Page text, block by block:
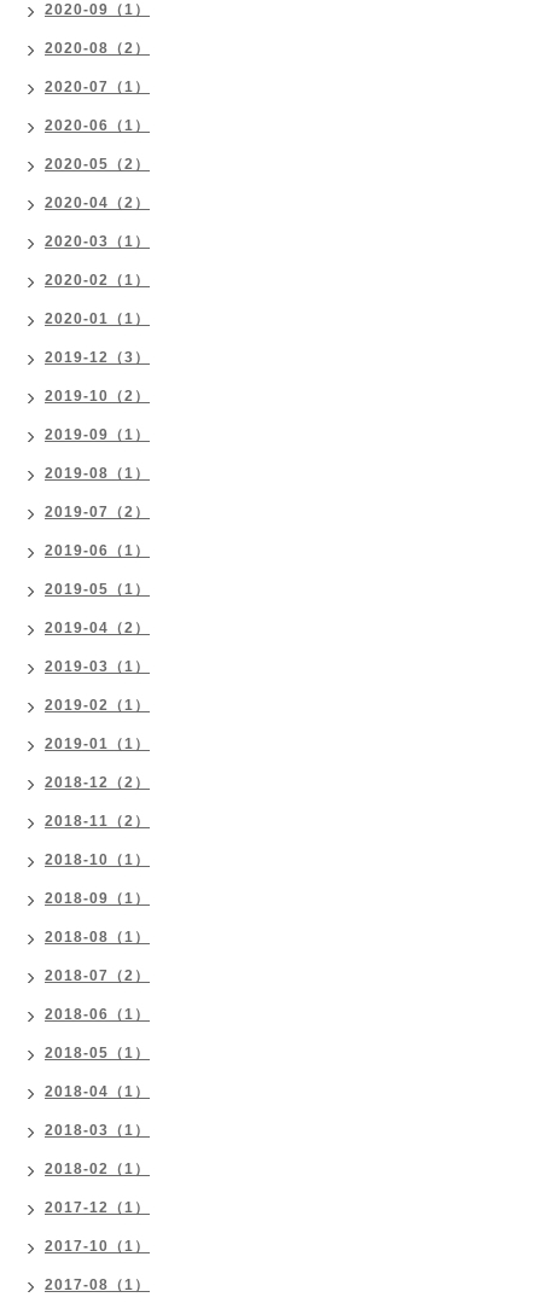
2020-09（1）
2020-08（2）
2020-07（1）
2020-06（1）
2020-05（2）
2020-04（2）
2020-03（1）
2020-02（1）
2020-01（1）
2019-12（3）
2019-10（2）
2019-09（1）
2019-08（1）
2019-07（2）
2019-06（1）
2019-05（1）
2019-04（2）
2019-03（1）
2019-02（1）
2019-01（1）
2018-12（2）
2018-11（2）
2018-10（1）
2018-09（1）
2018-08（1）
2018-07（2）
2018-06（1）
2018-05（1）
2018-04（1）
2018-03（1）
2018-02（1）
2017-12（1）
2017-10（1）
2017-08（1）